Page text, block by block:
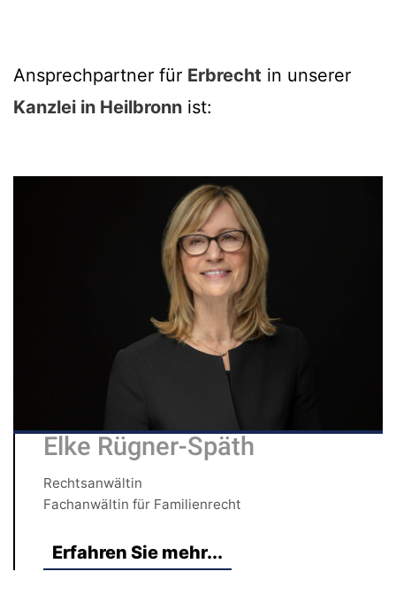
Ansprechpartner für Erbrecht in unserer
Kanzlei in Heilbronn ist:
Elke Rügner-Späth
Rechtsanwältin
Fachanwältin für Familienrecht
Erfahren Sie mehr...